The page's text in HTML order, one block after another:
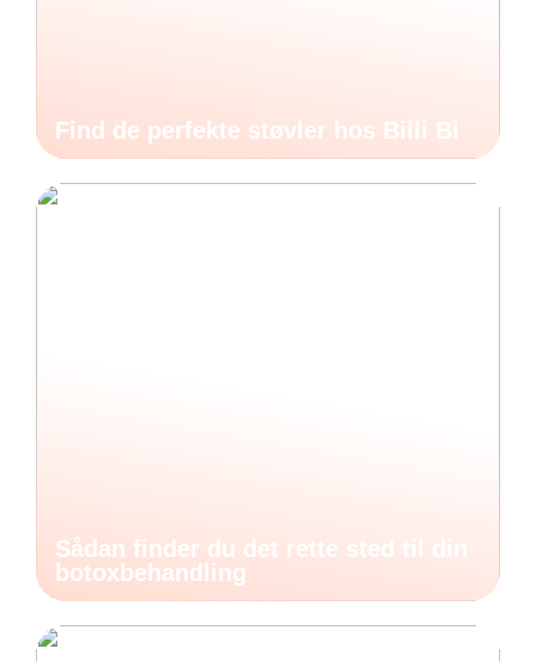
Find de perfekte støvler hos Billi Bi
Sådan finder du det rette sted til din
botoxbehandling